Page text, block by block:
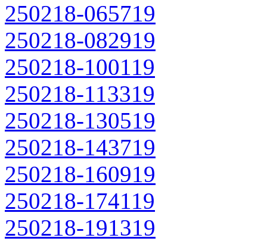
250218-065719
250218-082919
250218-100119
250218-113319
250218-130519
250218-143719
250218-160919
250218-174119
250218-191319